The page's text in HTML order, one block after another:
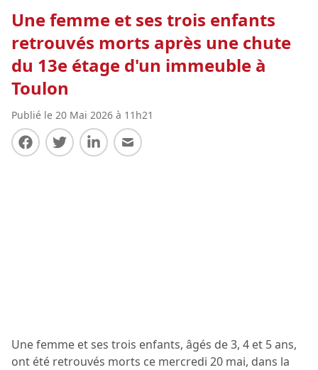
Une femme et ses trois enfants
retrouvés morts après une chute
du 13e étage d'un immeuble à
Toulon
Publié le 20 Mai 2026 à 11h21
Partager sur Facebook
Partager sur Twitter
Partager sur LinkedIn
Partager par E-mail
Une femme et ses trois enfants, âgés de 3, 4 et 5 ans,
ont été retrouvés morts ce mercredi 20 mai, dans la